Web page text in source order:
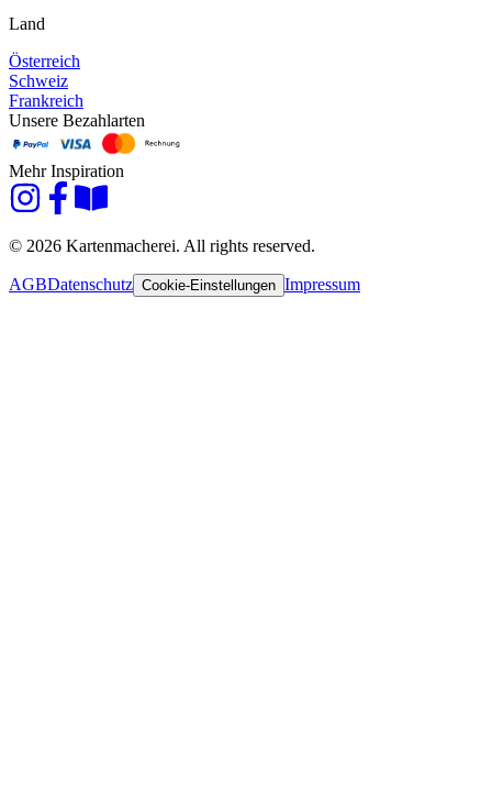
Land
Österreich
Schweiz
Frankreich
Unsere Bezahlarten
Mehr Inspiration
© 2026 Kartenmacherei. All rights reserved.
AGBDatenschutz Cookie-Einstellungen Impressum